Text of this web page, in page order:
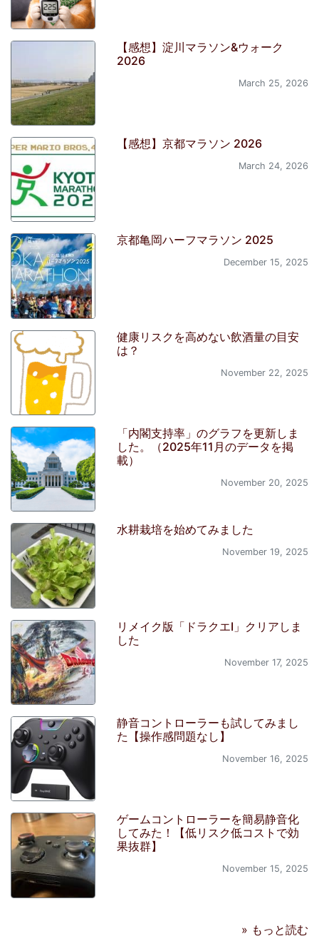
【感想】淀川マラソン&ウォーク
2026
March 25, 2026
【感想】京都マラソン 2026
March 24, 2026
京都亀岡ハーフマラソン 2025
December 15, 2025
健康リスクを高めない飲酒量の目安
は？
November 22, 2025
「内閣支持率」のグラフを更新しま
した。（2025年11月のデータを掲
載）
November 20, 2025
水耕栽培を始めてみました
November 19, 2025
リメイク版「ドラクエI」クリアしま
した
November 17, 2025
静音コントローラーも試してみまし
た【操作感問題なし】
November 16, 2025
ゲームコントローラーを簡易静音化
してみた！【低リスク低コストで効
果抜群】
November 15, 2025
» もっと読む